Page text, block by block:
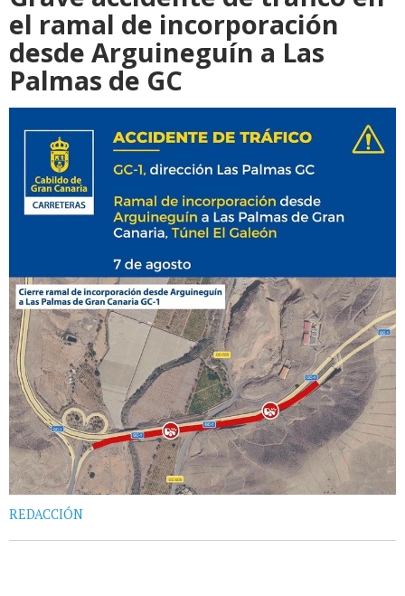
el ramal de incorporación
desde Arguineguín a Las
Palmas de GC
REDACCIÓN